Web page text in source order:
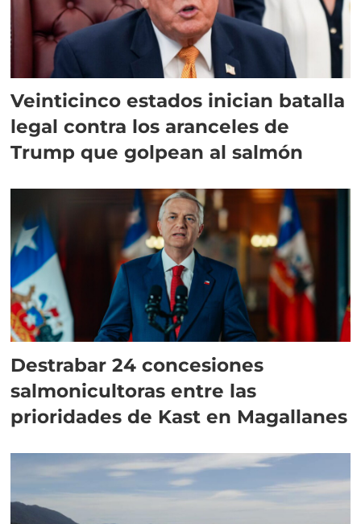
Veinticinco estados inician batalla
legal contra los aranceles de
Trump que golpean al salmón
Destrabar 24 concesiones
salmonicultoras entre las
prioridades de Kast en Magallanes